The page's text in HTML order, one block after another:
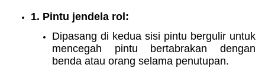
1. Pintu jendela rol:
Dipasang di kedua sisi pintu bergulir untuk
mencegah pintu bertabrakan dengan
benda atau orang selama penutupan.